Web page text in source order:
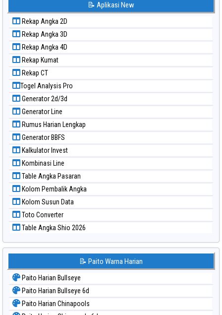
Paito Warna Kuda Lari
Paito Warna Magnum Cambodia
Paito Warna Nagoya
Paito Warna New York Midday
Paito Warna North Carolina Day
Paito Warna Pcso
Paito Warna Pennsylvania Day
Paito Warna Sao Paulo
Paito Warna Singapore
Paito Warna Sydney
Paito Warna Sydney Lottery
Paito Warna Sydney Lottery 6d
Paito Warna Sydney Lotto
Paito Warna Sydney Pools 6d
Paito Warna Taipei
Paito Warna Taiwan
📝 Aplikasi New
Rekap Angka 2D
Rekap Angka 3D
Rekap Angka 4D
Rekap Kumat
Rekap CT
Togel Analysis Pro
Generator 2d/3d
Generator Line
Rumus Harian Lengkap
Generator BBFS
Kalkulator Invest
Kombinasi Line
Table Angka Pasaran
Kolom Pembalik Angka
Kolom Susun Data
Toto Converter
Table Angka Shio 2026
📝 Paito Warna Harian
Paito Harian Bullseye
Paito Harian Bullseye 6d
Paito Harian Chinapools